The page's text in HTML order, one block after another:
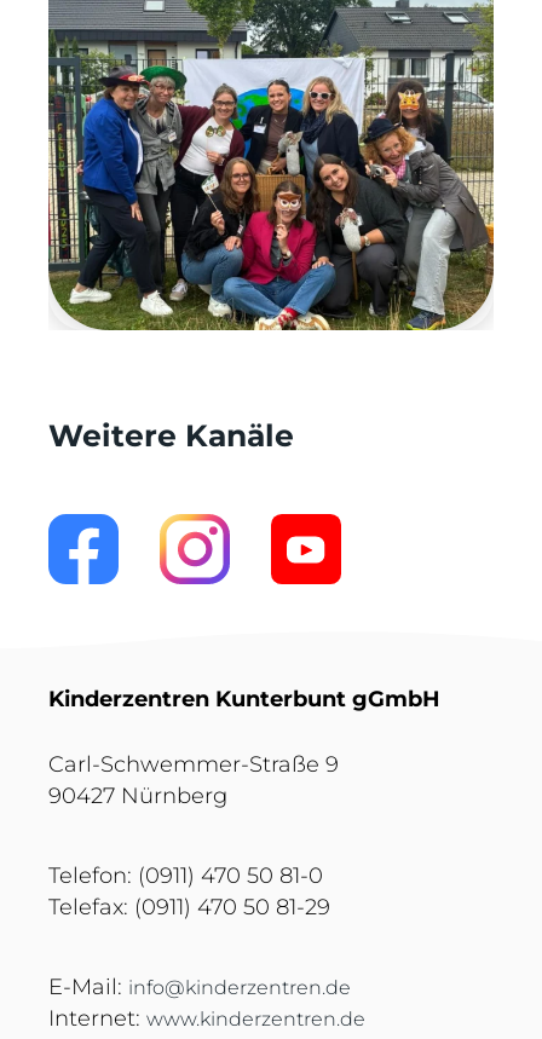
Weitere Kanäle
Kinderzentren Kunterbunt gGmbH
Carl-Schwemmer-Straße 9
90427 Nürnberg
Telefon: (0911) 470 50 81-0
Telefax: (0911) 470 50 81-29
E-Mail: info@kinderzentren.de
Internet: www.kinderzentren.de